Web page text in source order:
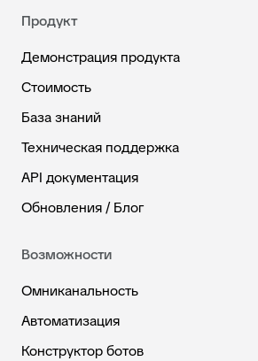
Продукт
Демонстрация продукта
Стоимость
База знаний
Техническая поддержка
API документация
Обновления / Блог
Возможности
Омниканальность
Автоматизация
Конструктор ботов